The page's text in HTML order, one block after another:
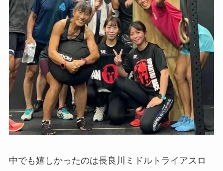
中でも嬉しかったのは長良川ミドルトライアスロ